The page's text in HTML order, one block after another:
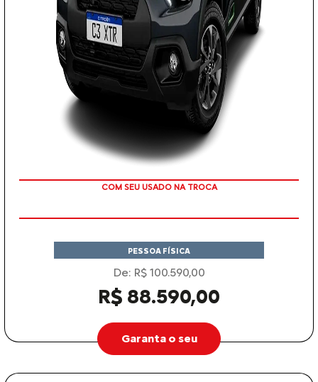
COM SEU USADO NA TROCA
PESSOA FÍSICA
De: R$ 100.590,00
R$ 88.590,00
Garanta o seu